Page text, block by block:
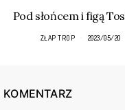
Pod słońcem i figą
ZŁAP TROP 2023/05/20
KOMENTARZ